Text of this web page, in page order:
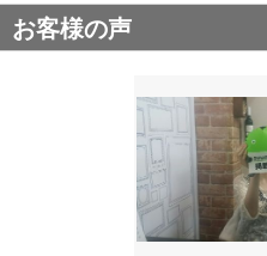
お客様の声